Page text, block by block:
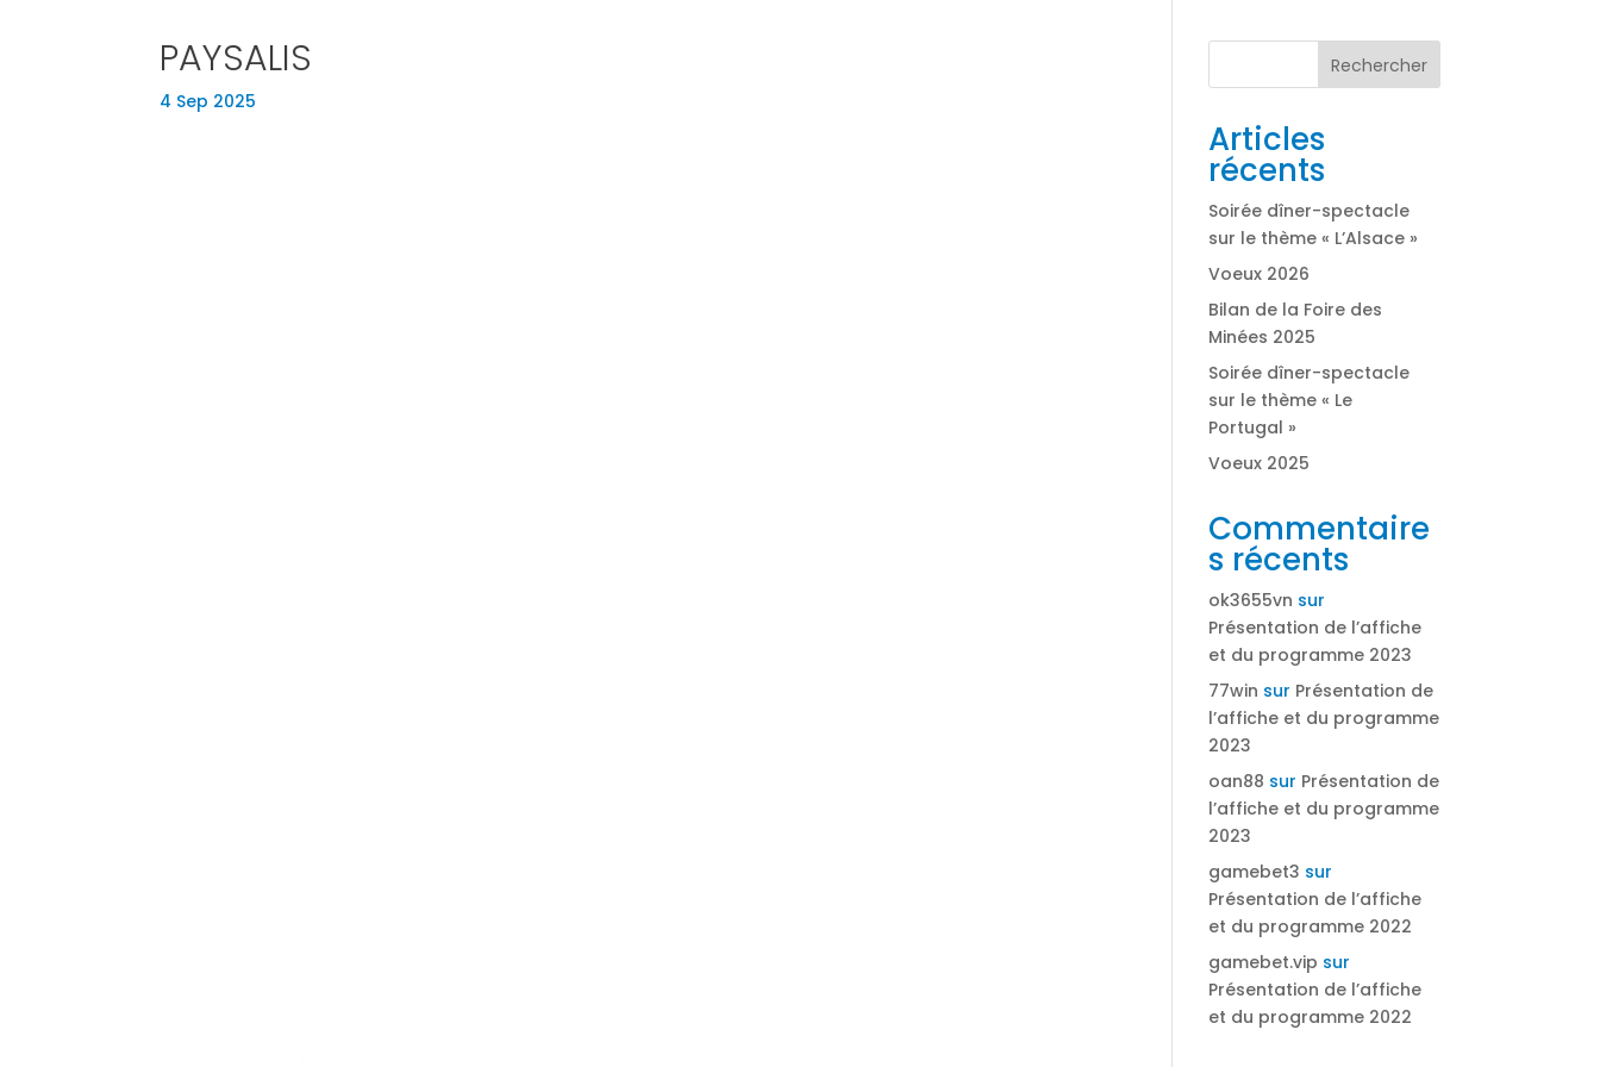
PAYSALIS
4 Sep 2025
Rechercher
Articles
récents
Soirée dîner-spectacle
sur le thème « L’Alsace »
Voeux 2026
Bilan de la Foire des
Minées 2025
Soirée dîner-spectacle
sur le thème « Le
Portugal »
Voeux 2025
Commentaire
s récents
ok3655vn sur
Présentation de l’affiche
et du programme 2023
77win sur Présentation de
l’affiche et du programme
2023
oan88 sur Présentation de
l’affiche et du programme
2023
gamebet3 sur
Présentation de l’affiche
et du programme 2022
gamebet.vip sur
Présentation de l’affiche
et du programme 2022